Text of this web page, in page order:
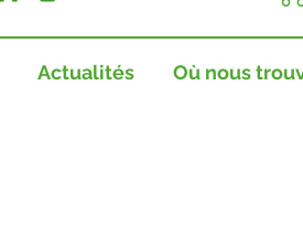
Actualités Où nous